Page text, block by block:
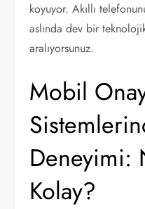
koyuyor. Akıllı
aslında dev bir teknolojik
aralıyorsunuz.
Mobil
Deneyimi:
Kolay?